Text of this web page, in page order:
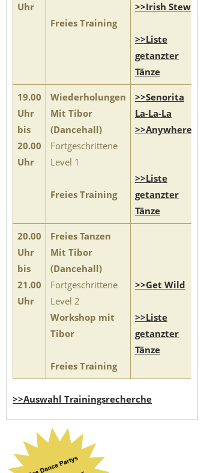
Uhr
Freies Training
>>Irish Stew
>>Liste
getanzter
Tänze
19.00
Uhr
bis
20.00
Uhr
Wiederholungen
Mit Tibor
(Dancehall)
Fortgeschrittene
Level 1
Freies Training
>>Senorita
La-La-La
>>Anywhere
>>Liste
getanzter
Tänze
20.00
Uhr
bis
21.00
Uhr
Freies Tanzen
Mit Tibor
(Dancehall)
Fortgeschrittene
Level 2
Workshop mit
Tibor
Freies Training
>>Get Wild
>>Liste
getanzter
Tänze
>>Auswahl Trainingsrecherche